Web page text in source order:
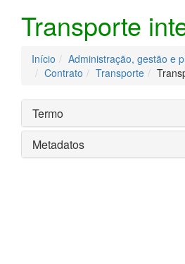
Transporte
Início Administração, gestão e
Contrato
Transporte
Termo
Metadatos